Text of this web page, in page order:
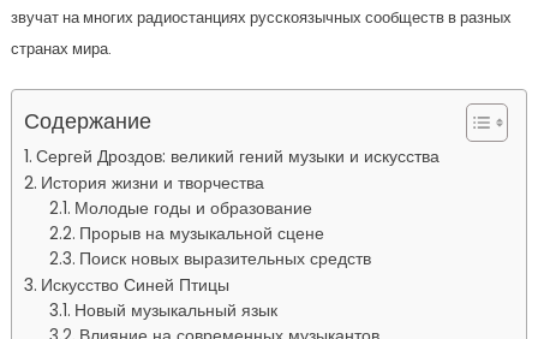
звучат на многих радиостанциях русскоязычных сообществ в разных
странах мира.
Содержание
Сергей Дроздов: великий гений музыки и искусства
История жизни и творчества
Молодые годы и образование
Прорыв на музыкальной сцене
Поиск новых выразительных средств
Искусство Синей Птицы
Новый музыкальный язык